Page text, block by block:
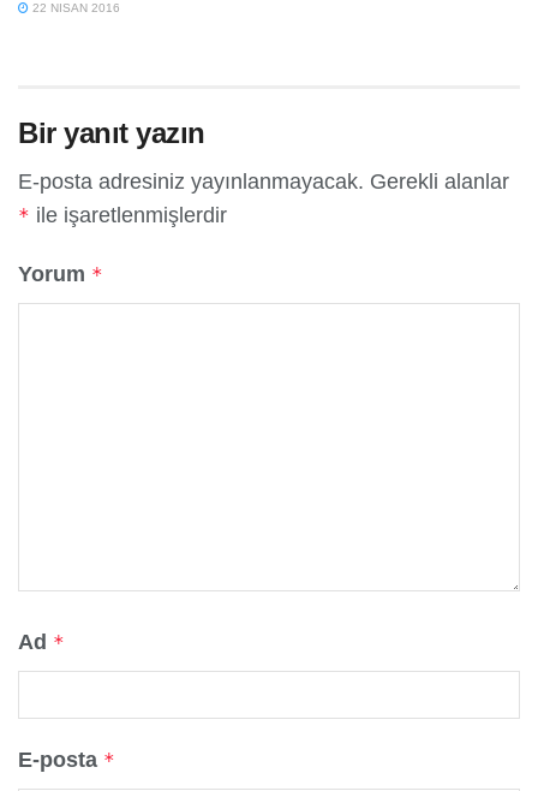
22 NISAN 2016
Bir yanıt yazın
E-posta adresiniz yayınlanmayacak. Gerekli alanlar
* ile işaretlenmişlerdir
Yorum *
Ad *
E-posta *